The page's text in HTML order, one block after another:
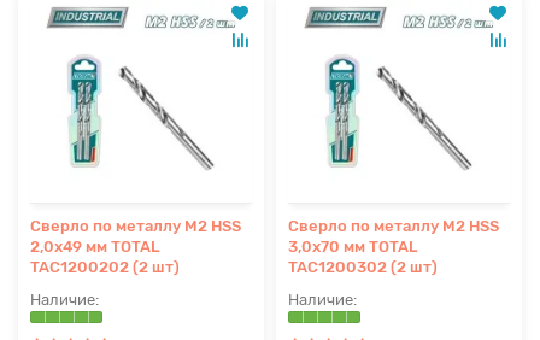
Сверло по металлу M2 HSS
2,0x49 мм TOTAL
TAC1200202 (2 шт)
Сверло по металлу M2 HSS
3,0x70 мм TOTAL
TAC1200302 (2 шт)